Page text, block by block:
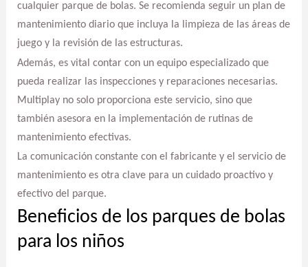
cualquier parque de bolas. Se recomienda seguir un plan de
mantenimiento diario que incluya la limpieza de las áreas de
juego y la revisión de las estructuras.
Además, es vital contar con un equipo especializado que
pueda realizar las inspecciones y reparaciones necesarias.
Multiplay no solo proporciona este servicio, sino que
también asesora en la implementación de rutinas de
mantenimiento efectivas.
La comunicación constante con el fabricante y el servicio de
mantenimiento es otra clave para un cuidado proactivo y
efectivo del parque.
Beneficios de los parques de bolas
para los niños